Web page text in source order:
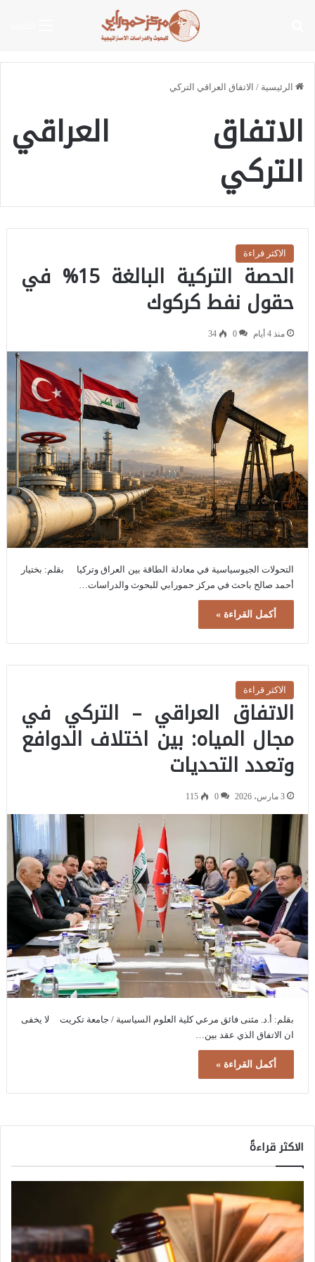
الرئيسية / الاتفاق العراقي التركي
الاتفاق العراقي
التركي
الاكثر قراءة
الحصة التركية البالغة 15% في
حقول نفط كركوك
منذ 4 أيام 0
34
التحولات الجيوسياسية في معادلة الطاقة بين العراق وتركيا بقلم: بختيار
أحمد صالح باحث في مركز حمورابي للبحوث والدراسات…
أكمل القراءة »
الاكثر قراءة
الاتفاق العراقي – التركي في
مجال المياه: بين اختلاف الدوافع
وتعدد التحديات
3 مارس، 2026 0
115
بقلم: أ.د. مثنى فائق مرعي كلية العلوم السياسية / جامعة تكريت لا يخفى
ان الاتفاق الذي عقد بين…
أكمل القراءة »
الاكثر قراءةً